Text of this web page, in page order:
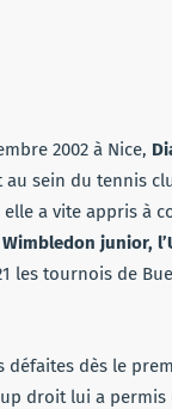
2002 à Nice,
sein du tennis
a vite appris à
Wimbledon junior,
les tournois de
défaites dès le
droit lui a permis